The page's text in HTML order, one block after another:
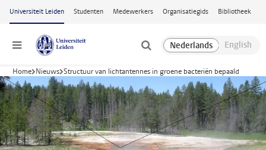
Ga naar hoofdinhoud
Universiteit Leiden Studenten Medewerkers Organisatiegids Bibliotheek
Menu
Home Nieuws Structuur van lichtantennes in groene bacteriën bepaald